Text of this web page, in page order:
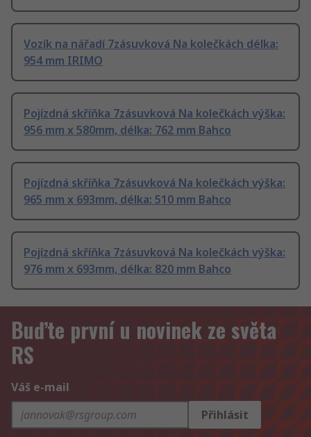
Vozík na nářadí 7zásuvková Na kolečkách délka:
954 mm IRIMO
Pojízdná skříňka 7zásuvková Na kolečkách výška:
956 mm x 580mm, délka: 762 mm Bahco
Pojízdná skříňka 7zásuvková Na kolečkách výška:
965 mm x 693mm, délka: 510 mm Bahco
Pojízdná skříňka 7zásuvková Na kolečkách výška:
976 mm x 693mm, délka: 820 mm Bahco
Buďte první u novinek ze světa
RS
Váš e-mail
Přihlásit